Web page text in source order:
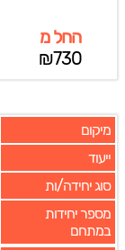
החל מ
₪730
מיקום
ייעוד
סוג יחידה/ות
מספר יחידות
במתחם